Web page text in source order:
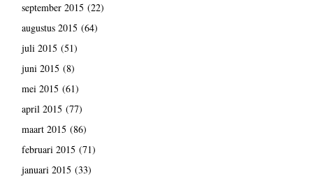
september 2015 (22)
augustus 2015 (64)
juli 2015 (51)
juni 2015 (8)
mei 2015 (61)
april 2015 (77)
maart 2015 (86)
februari 2015 (71)
januari 2015 (33)